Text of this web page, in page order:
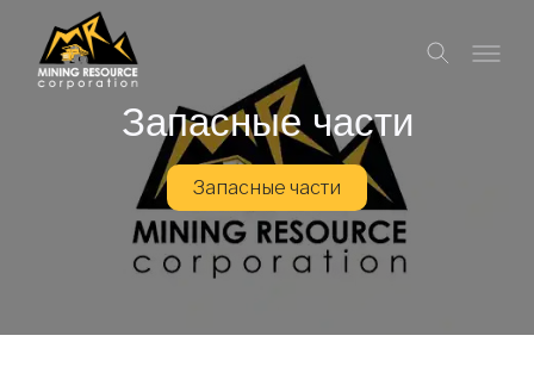
Запасные части
Запасные части